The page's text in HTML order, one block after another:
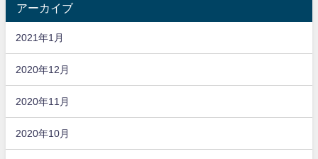
アーカイブ
2021年1月
2020年12月
2020年11月
2020年10月